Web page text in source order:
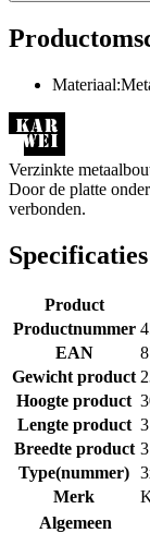
Verzinkte
Door de platte
verbonden.
Specificaties
Product
Productnummer
EAN
Gewicht product
Hoogte product
Lengte product
Breedte product
Type(nummer)
Merk
Algemeen